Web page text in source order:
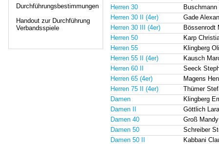
Durchführungsbestimmungen
Handout zur Durchführung
Verbandsspiele
Herren 30
Herren 30 II (4er)
Gade
Herren 30 III (4er)
Bössenrodt
Herren 50
Karp
Herren 55
Klingberg
Herren 55 II (4er)
Kausch
Herren 60 II
Seeck
Herren 65 (4er)
Magens
Herren 75 II (4er)
Thümer
Damen
Klingberg
Damen II
Göttlich
Damen 40
Groß
Damen 50
Schreiber
Damen 50 II
Kabbani